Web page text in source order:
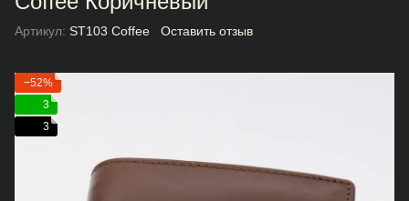
Артикул: ST103 Coffee Оставить отзыв
−52%
3
3